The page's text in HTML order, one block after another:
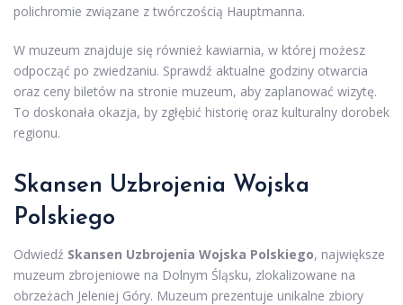
polichromie związane z twórczością Hauptmanna.
W muzeum znajduje się również kawiarnia, w której możesz
odpocząć po zwiedzaniu. Sprawdź aktualne godziny otwarcia
oraz ceny biletów na stronie muzeum, aby zaplanować wizytę.
To doskonała okazja, by zgłębić historię oraz kulturalny dorobek
regionu.
Skansen Uzbrojenia Wojska
Polskiego
Odwiedź Skansen Uzbrojenia Wojska Polskiego, największe
muzeum zbrojeniowe na Dolnym Śląsku, zlokalizowane na
obrzeżach Jeleniej Góry. Muzeum prezentuje unikalne zbiory